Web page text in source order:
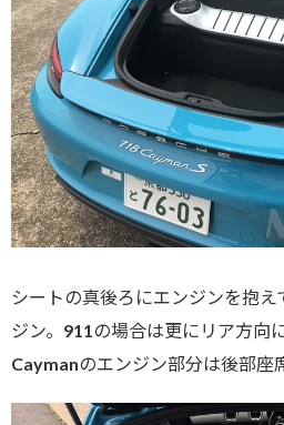
シートの真後ろにエンジンを抱
ジン。911の場合は更にリア方向
Caymanのエンジン部分は後部座